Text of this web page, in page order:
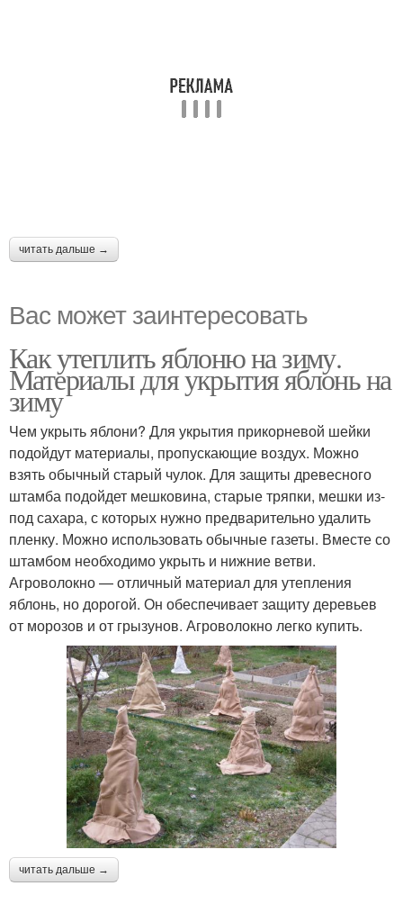
читать дальше →
Вас может заинтересовать
Как утеплить яблоню на зиму.
Материалы для укрытия яблонь на
зиму
Чем укрыть яблони? Для укрытия прикорневой шейки
подойдут материалы, пропускающие воздух. Можно
взять обычный старый чулок. Для защиты древесного
штамба подойдет мешковина, старые тряпки, мешки из-
под сахара, с которых нужно предварительно удалить
пленку. Можно использовать обычные газеты. Вместе со
штамбом необходимо укрыть и нижние ветви.
Агроволокно — отличный материал для утепления
яблонь, но дорогой. Он обеспечивает защиту деревьев
от морозов и от грызунов. Агроволокно легко купить.
читать дальше →